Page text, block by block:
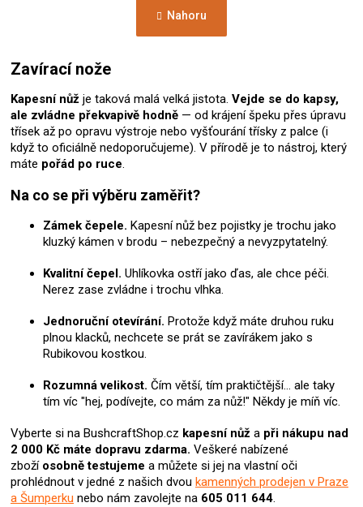
á
d
p
r
v
k
y
ý
p
i
s
u
k
v
Nahoru
Zavírací nože
Kapesní nůž je taková malá velká jistota. Vejde se do kapsy,
ale zvládne překvapivě hodně — od krájení špeku přes úpravu
třísek až po opravu výstroje nebo vyšťourání třísky z palce (i
když to oficiálně nedoporučujeme). V přírodě je to nástroj, který
máte pořád po ruce.
Na co se při výběru zaměřit?
Zámek čepele. Kapesní nůž bez pojistky je trochu jako
kluzký kámen v brodu – nebezpečný a nevyzpytatelný.
Kvalitní čepel. Uhlíkovka ostří jako ďas, ale chce péči.
Nerez zase zvládne i trochu vlhka.
Jednoruční otevírání. Protože když máte druhou ruku
plnou klacků, nechcete se prát se zavírákem jako s
Rubikovou kostkou.
Rozumná velikost. Čím větší, tím praktičtější… ale taky
tím víc "hej, podívejte, co mám za nůž!" Někdy je míň víc.
Vyberte si na BushcraftShop.cz kapesní nůž a při nákupu nad
2 000 Kč máte dopravu zdarma. Veškeré nabízené
zboží osobně testujeme a můžete si jej na vlastní oči
prohlédnout v jedné z našich dvou kamenných prodejen v Praze
a Šumperku nebo nám zavolejte na 605 011 644.